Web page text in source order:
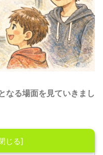
なる場面を見ていきまし